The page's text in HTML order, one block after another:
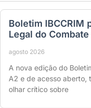
Boletim IBCCRIM
Legal do
agosto 2026
A nova edição do
A2 e de acesso aberto,
olhar crítico sobre